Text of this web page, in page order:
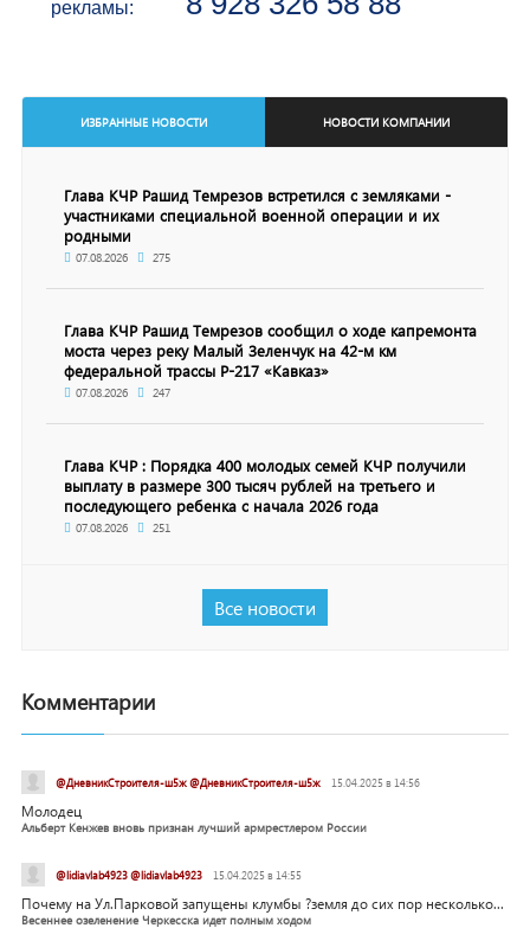
рекламы:
ИЗБРАННЫЕ НОВОСТИ НОВОСТИ КОМПАНИИ
Глава КЧР Рашид Темрезов встретился с земляками -
участниками специальной военной операции и их
родными
07.08.2026 275
Глава КЧР Рашид Темрезов сообщил о ходе капремонта
моста через реку Малый Зеленчук на 42-м км
федеральной трассы Р-217 «Кавказ»
07.08.2026 247
Глава КЧР : Порядка 400 молодых семей КЧР получили
выплату в размере 300 тысяч рублей на третьего и
последующего ребенка с начала 2026 года
07.08.2026 251
Все новости
Комментарии
@ДневникСтроителя-ш5ж @ДневникСтроителя-ш5ж 15.04.2025 в 14:56
Молодец
Альберт Кенжев вновь признан лучший армрестлером России
@lidiavlab4923 @lidiavlab4923 15.04.2025 в 14:55
Почему на Ул.Парковой запущены клумбы ?земля до сих пор несколько...
Весеннее озеленение Черкесска идет полным ходом